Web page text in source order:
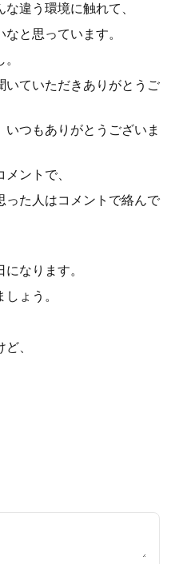
違う環境に触れて、
と思っています。
いていただきありがとうご
つもありがとうございま
ントで、
った人はコメントで絡んで
なります。
ょう。
、